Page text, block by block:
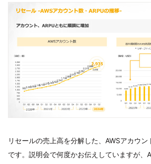
リセールの売上高を分解した、AWSアカウン
です。説明会で何度かお伝えしていますが、